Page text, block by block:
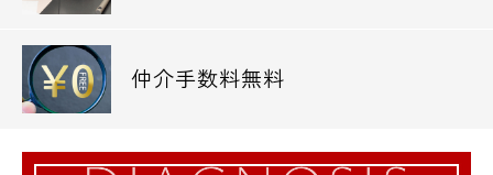
仲介手数料無料